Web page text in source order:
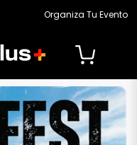
idiomaOrganiza Tu Evento